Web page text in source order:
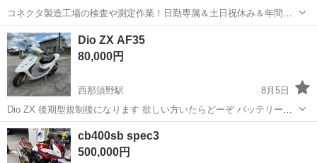
コネクタ製造工場の検査や測定作業！日勤専属＆土日祝休み＆年間休
日128日★クリーンルーム内作業★マイカー通勤OK＆無料駐車場あり
★就業先食堂利用可！日払い制度あり！《茨城県常陸大宮市》 人気の
工場のお仕事 ◇コネクタ製造工...
茨城 常陸大宮市
Dio ZX AF35
80,000円
西那須野駅
8月5日
Dio ZX 後期型規制後になります 欲しい方いたらどーぞ バッテリー死
んでます キックでエンジンかかります マフラー穴空いてます ビスで
塞いで静かにしてあります 走る曲る止まる問題無し 値下げする気あり
ません
栃木 大田原市
cb400sb spec3
500,000円